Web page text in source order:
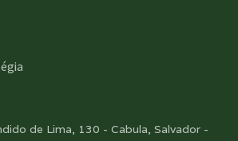
de Lima, 130 - Cabula, Salvador -